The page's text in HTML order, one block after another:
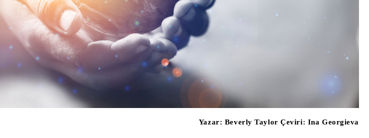
Yazar: Beverly Taylor Çeviri: Ina Georgieva